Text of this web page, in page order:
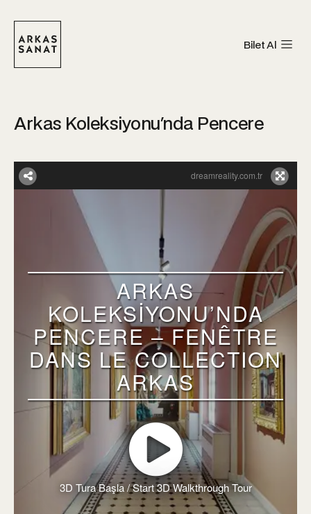
Bilet Al
Arkas Koleksiyonu'nda Pencere